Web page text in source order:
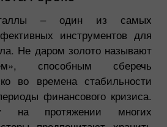
– один из самых
инструментов для
Не даром золото называют
способным сберечь
во времена стабильности
финансового кризиса.
на протяжении многих